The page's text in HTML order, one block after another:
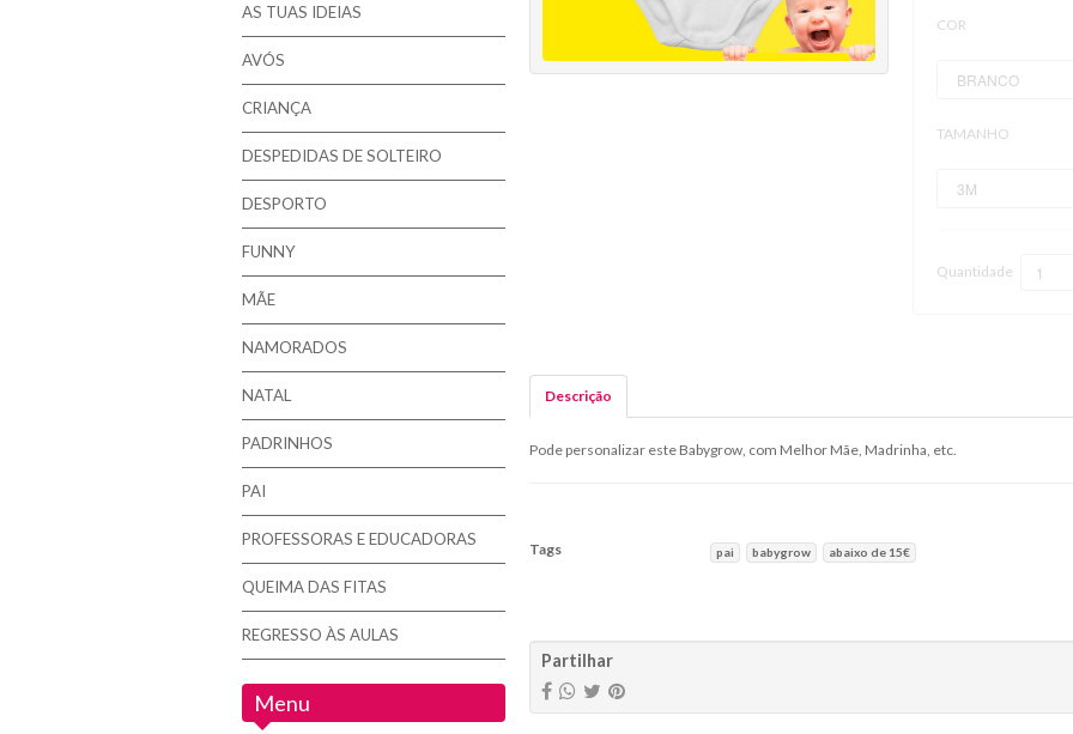
AS TUAS IDEIAS
AVÓS
CRIANÇA
DESPEDIDAS DE SOLTEIRO
DESPORTO
FUNNY
MÃE
NAMORADOS
NATAL
PADRINHOS
PAI
PROFESSORAS E EDUCADORAS
QUEIMA DAS FITAS
REGRESSO ÀS AULAS
Menu
COR
TAMANHO
Quantidade
Descrição
Pode personalizar este Babygrow, com Melhor Mãe, Madrinha, etc.
Tags pai babygrow abaixo de 15€
Partilhar